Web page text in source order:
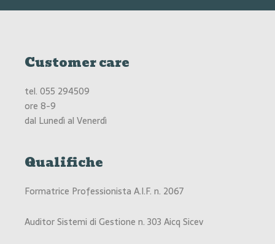
Customer care
tel. 055 294509
ore 8-9
dal Lunedì al Venerdì
Qualifiche
Formatrice Professionista A.I.F. n. 2067
Auditor Sistemi di Gestione n. 303 Aicq Sicev